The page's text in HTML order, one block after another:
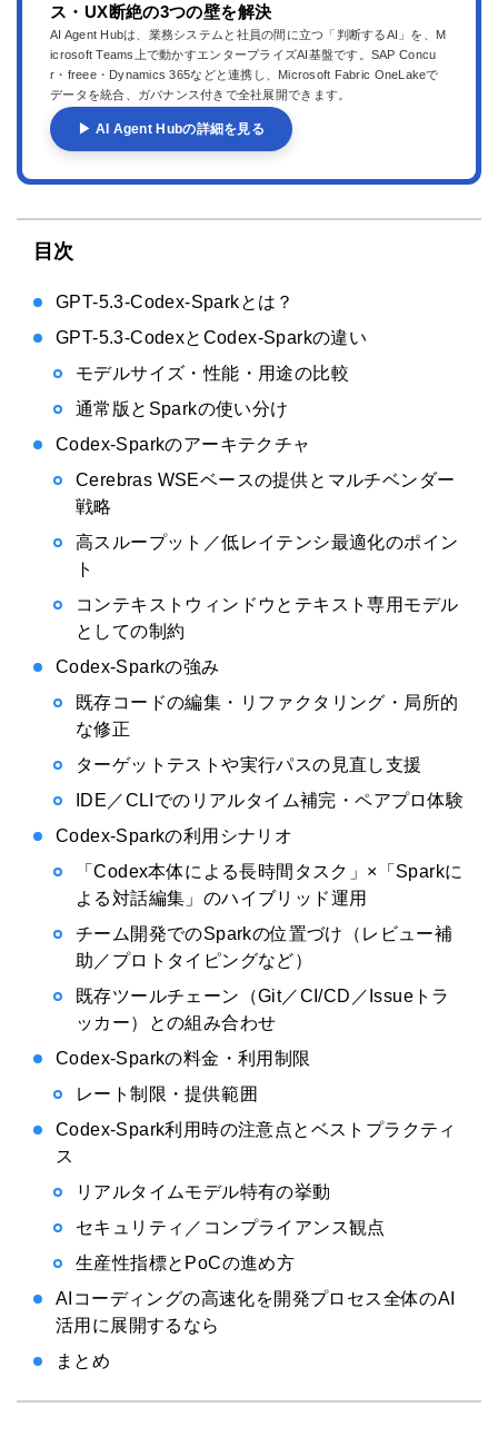
ス・UX断絶の3つの壁を解決
AI Agent Hubは、業務システムと社員の間に立つ「判断するAI」を、M
icrosoft Teams上で動かすエンタープライズAI基盤です。SAP Concu
r・freee・Dynamics 365などと連携し、Microsoft Fabric OneLakeで
データを統合、ガバナンス付きで全社展開できます。
▶ AI Agent Hubの詳細を見る
目次
GPT-5.3-Codex-Sparkとは？
GPT-5.3-CodexとCodex-Sparkの違い
モデルサイズ・性能・用途の比較
通常版とSparkの使い分け
Codex-Sparkのアーキテクチャ
Cerebras WSEベースの提供とマルチベンダー
戦略
高スループット／低レイテンシ最適化のポイン
ト
コンテキストウィンドウとテキスト専用モデル
としての制約
Codex-Sparkの強み
既存コードの編集・リファクタリング・局所的
な修正
ターゲットテストや実行パスの見直し支援
IDE／CLIでのリアルタイム補完・ペアプロ体験
Codex-Sparkの利用シナリオ
「Codex本体による長時間タスク」×「Sparkに
よる対話編集」のハイブリッド運用
チーム開発でのSparkの位置づけ（レビュー補
助／プロトタイピングなど）
既存ツールチェーン（Git／CI/CD／Issueトラ
ッカー）との組み合わせ
Codex-Sparkの料金・利用制限
レート制限・提供範囲
Codex-Spark利用時の注意点とベストプラクティ
ス
リアルタイムモデル特有の挙動
セキュリティ／コンプライアンス観点
生産性指標とPoCの進め方
AIコーディングの高速化を開発プロセス全体のAI
活用に展開するなら
まとめ